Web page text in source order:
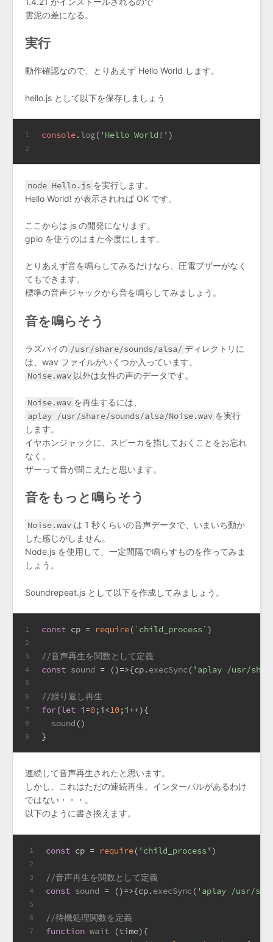
雲泥の差になる。
実行
動作確認なので、とりあえず Hello World します。
hello.js として以下を保存しましょう
1
2
console.log( 'Hello World!' )
node Hello.js を実行します。
Hello World! が表示されれば OK です。
ここからは js の開発になります。
gpio を使うのはまた今度にします。
とりあえず音を鳴らしてみるだけなら、圧電ブザーがなく
てもできます。
標準の音声ジャックから音を鳴らしてみましょう。
音を鳴らそう
ラズパイの /usr/share/sounds/alsa/ ディレクトリに
は、wav ファイルがいくつか入っています。
Noise.wav 以外は女性の声のデータです。
Noise.wav を再生するには、
aplay /usr/share/sounds/alsa/Noise.wav を実行
します。
イヤホンジャックに、スピーカを指しておくことをお忘れ
なく。
ザーって音が聞こえたと思います。
音をもっと鳴らそう
Noise.wav は 1 秒くらいの音声データで、いまいち動か
した感じがしません。
Node.js を使用して、一定間隔で鳴らすものを作ってみま
しょう。
Soundrepeat.js として以下を作成してみましょう。
1
2
3
4
5
6
7
8
9
const cp = require( `child_process` )
//音声再生を関数として定義
const sound = ()=>{cp.execSync( 'aplay /usr/
//繰り返し再生
for(let i=0;i<10;i++){
sound ()
}
連続して音声再生されたと思います。
しかし、これはただの連続再生。インターバルがあるわけ
ではない・・・。
以下のように書き換えます。
1
2
3
4
5
6
7
const cp = require( 'child_process' )
//音声再生を関数として定義
const sound = ()=>{cp.execSync( 'aplay /usr/
//待機処理関数を定義
function wait (time){